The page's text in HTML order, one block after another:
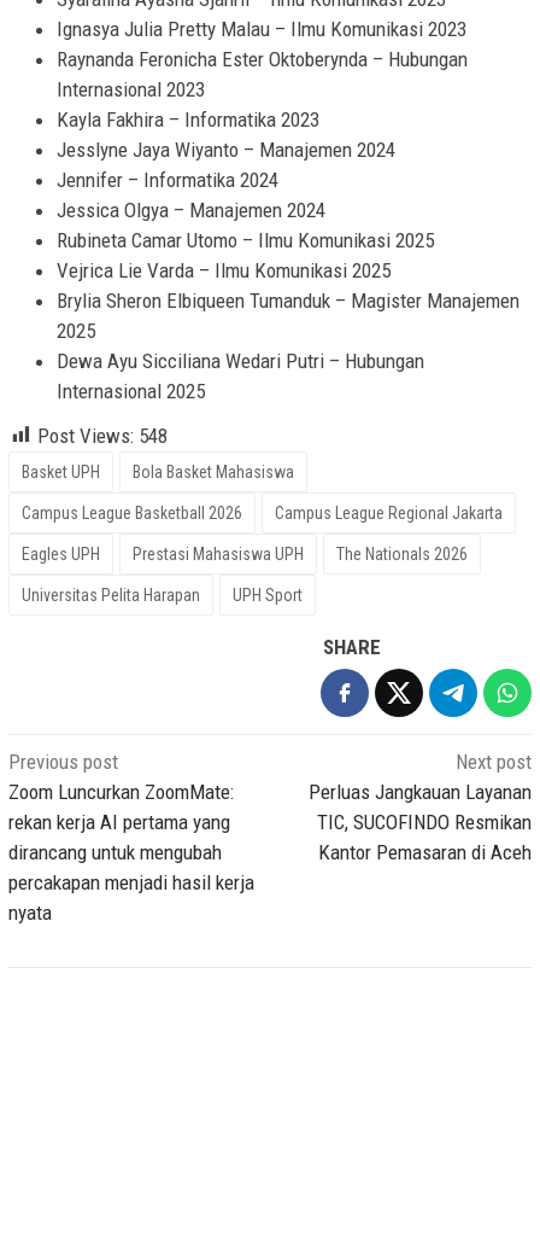
Ignasya Julia Pretty Malau – Ilmu Komunikasi 2023
Raynanda Feronicha Ester Oktoberynda – Hubungan
Internasional 2023
Kayla Fakhira – Informatika 2023
Jesslyne Jaya Wiyanto – Manajemen 2024
Jennifer – Informatika 2024
Jessica Olgya – Manajemen 2024
Rubineta Camar Utomo – Ilmu Komunikasi 2025
Vejrica Lie Varda – Ilmu Komunikasi 2025
Brylia Sheron Elbiqueen Tumanduk – Magister Manajemen
2025
Dewa Ayu Sicciliana Wedari Putri – Hubungan
Internasional 2025
Post Views: 548
Basket UPH Bola Basket Mahasiswa
Campus League Basketball 2026 Campus League Regional Jakarta
Eagles UPH Prestasi Mahasiswa UPH The Nationals 2026
Universitas Pelita Harapan UPH Sport
SHARE
Post
navigation
Previous post
Zoom Luncurkan ZoomMate:
rekan kerja AI pertama yang
dirancang untuk mengubah
percakapan menjadi hasil kerja
nyata
Next post
Perluas Jangkauan Layanan
TIC, SUCOFINDO Resmikan
Kantor Pemasaran di Aceh